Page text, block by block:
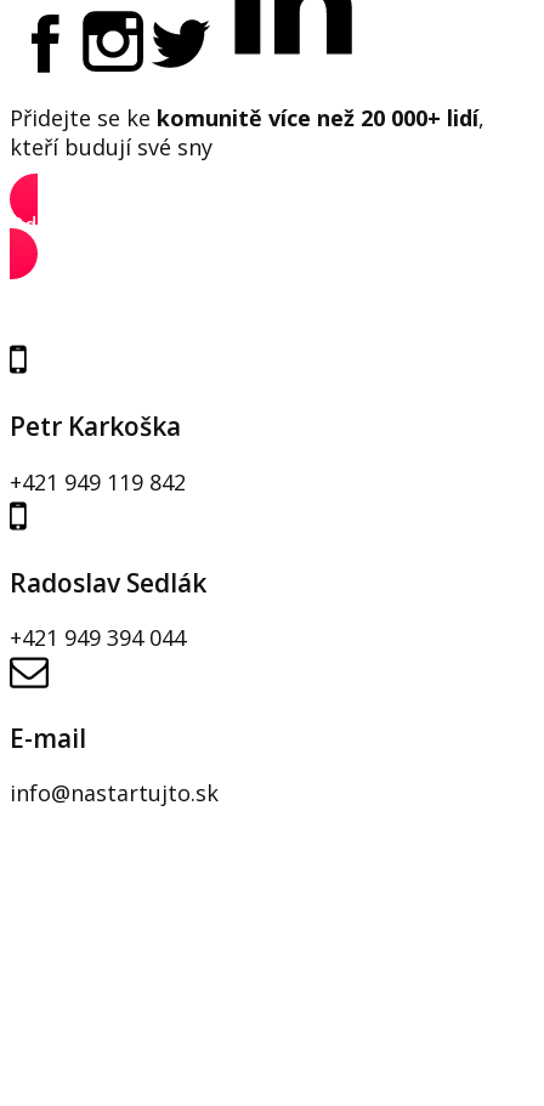
Přidejte se ke komunitě více než 20 000+ lidí,
kteří budují své sny
Odebírat newsletter
Petr Karkoška
+421 949 119 842
Radoslav Sedlák
+421 949 394 044
E-mail
info@nastartujto.sk